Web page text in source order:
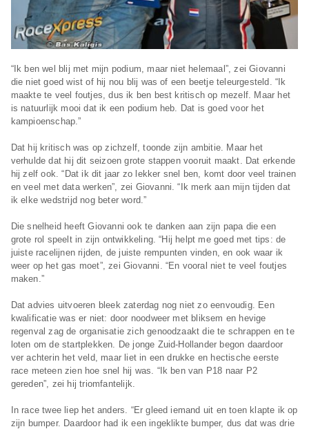
“Ik ben wel blij met mijn podium, maar niet helemaal”, zei Giovanni
die niet goed wist of hij nou blij was of een beetje teleurgesteld. “Ik
maakte te veel foutjes, dus ik ben best kritisch op mezelf. Maar het
is natuurlijk mooi dat ik een podium heb. Dat is goed voor het
kampioenschap.”
Dat hij kritisch was op zichzelf, toonde zijn ambitie. Maar het
verhulde dat hij dit seizoen grote stappen vooruit maakt. Dat erkende
hij zelf ook. “Dat ik dit jaar zo lekker snel ben, komt door veel trainen
en veel met data werken”, zei Giovanni. “Ik merk aan mijn tijden dat
ik elke wedstrijd nog beter word.”
Die snelheid heeft Giovanni ook te danken aan zijn papa die een
grote rol speelt in zijn ontwikkeling. “Hij helpt me goed met tips: de
juiste racelijnen rijden, de juiste rempunten vinden, en ook waar ik
weer op het gas moet”, zei Giovanni. “En vooral niet te veel foutjes
maken.”
Dat advies uitvoeren bleek zaterdag nog niet zo eenvoudig. Een
kwalificatie was er niet: door noodweer met bliksem en hevige
regenval zag de organisatie zich genoodzaakt die te schrappen en te
loten om de startplekken. De jonge Zuid-Hollander begon daardoor
ver achterin het veld, maar liet in een drukke en hectische eerste
race meteen zien hoe snel hij was. “Ik ben van P18 naar P2
gereden”, zei hij triomfantelijk.
In race twee liep het anders. “Er gleed iemand uit en toen klapte ik op
zijn bumper. Daardoor had ik een ingeklikte bumper, dus dat was drie